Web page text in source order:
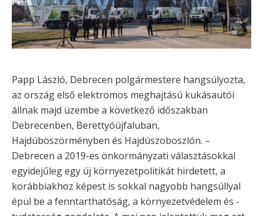
Papp László, Debrecen polgármestere hangsúlyozta,
az ország első elektromos meghajtású kukásautói
állnak majd üzembe a következő időszakban
Debrecenben, Berettyóújfaluban,
Hajdúböszörményben és Hajdúszoboszlón. –
Debrecen a 2019-es önkormányzati választásokkal
egyidejűleg egy új környezetpolitikát hirdetett, a
korábbiakhoz képest is sokkal nagyobb hangsúllyal
épül be a fenntarthatóság, a környezetvédelem és -